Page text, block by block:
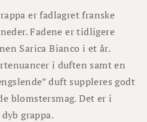
er fadlagret franske
Fadene er tidligere
Sarica Bianco i et år.
i duften samt en
duft suppleres godt
blomstersmag. Det er i
grappa.